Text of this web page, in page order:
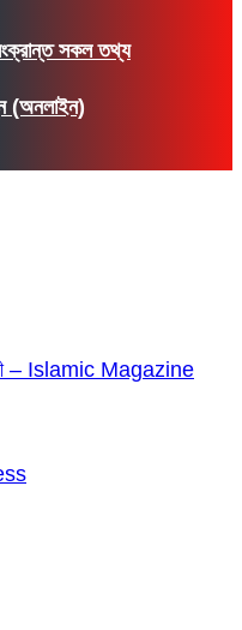
সকল তথ্য
(অনলাইন)
– Islamic Magazine